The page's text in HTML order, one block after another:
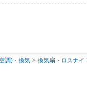
調)・換気 換気扇・ロスナイ